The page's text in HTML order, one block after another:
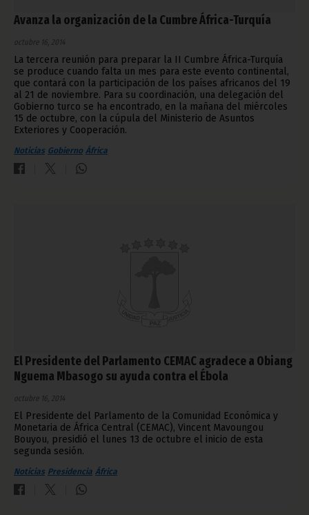
Avanza la organización de la Cumbre África-Turquía
octubre 16, 2014
La tercera reunión para preparar la II Cumbre África-Turquía
se produce cuando falta un mes para este evento continental,
que contará con la participación de los países africanos del 19
al 21 de noviembre. Para su coordinación, una delegación del
Gobierno turco se ha encontrado, en la mañana del miércoles
15 de octubre, con la cúpula del Ministerio de Asuntos
Exteriores y Cooperación.
Noticias Gobierno África
El Presidente del Parlamento CEMAC agradece a Obiang
Nguema Mbasogo su ayuda contra el Ébola
octubre 16, 2014
El Presidente del Parlamento de la Comunidad Económica y
Monetaria de África Central (CEMAC), Vincent Mavoungou
Bouyou, presidió el lunes 13 de octubre el inicio de esta
segunda sesión.
Noticias Presidencia África